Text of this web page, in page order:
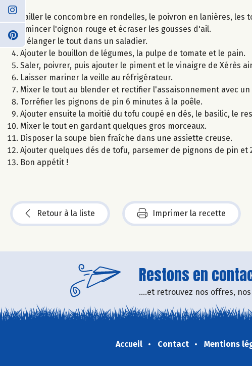
Tailler le concombre en rondelles, le poivron en lanières, les
Émincer l'oignon rouge et écraser les gousses d'ail.
Mélanger le tout dans un saladier.
Ajouter le bouillon de légumes, la pulpe de tomate et le pain.
Saler, poivrer, puis ajouter le piment et le vinaigre de Xérès
Laisser mariner la veille au réfrigérateur.
Mixer le tout au blender et rectifier l'assaisonnement avec
Torréfier les pignons de pin 6 minutes à la poêle.
Ajouter ensuite la moitié du tofu coupé en dés, le basilic, le
Mixer le tout en gardant quelques gros morceaux.
Disposer la soupe bien fraîche dans une assiette creuse.
Ajouter quelques dés de tofu, parsemer de pignons de pin et
Bon appétit !
Retour à la liste Imprimer la recette
Restons en
....et retrouvez nos offres,
Accueil Contact Mentions